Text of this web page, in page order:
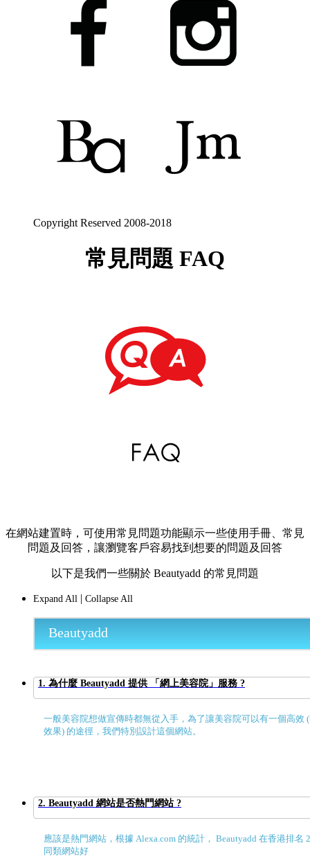
Copyright Reserved 2008-2018
常見問題 FAQ
在網站建置時，可使用常見問題功能顯示一些使用手冊、常見
問題及回答，讓瀏覽客戶容易找到想要的問題及回答
以下是我們一些關於 Beautyadd 的常見問題
Expand All | Collapse All
Beautyadd
1. 為什麼 Beautyadd 提供 「網上美容院」服務 ?
一般美容院想做宣傳時都無從入手，為了讓美容院可以有一個高效
效果) 的途徑，我們特別設計這個網站。
2. Beautyadd 網站是否熱門網站 ?
應該是熱門網站，根據 Alexa.com 的統計， Beautyadd 在香港排名
同類網站好